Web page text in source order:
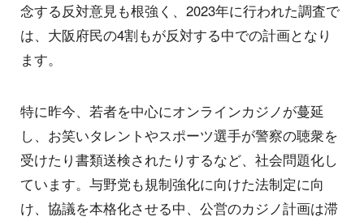
念する反対意見も根強く、2023年に行われた調査で
は、大阪府民の4割もが反対する中での計画となり
ます。
特に昨今、若者を中心にオンラインカジノが蔓延
し、お笑いタレントやスポーツ選手が警察の聴衆を
受けたり書類送検されたりするなど、社会問題化し
ています。与野党も規制強化に向けた法制定に向
け、協議を本格化させる中、公営のカジノ計画は滞